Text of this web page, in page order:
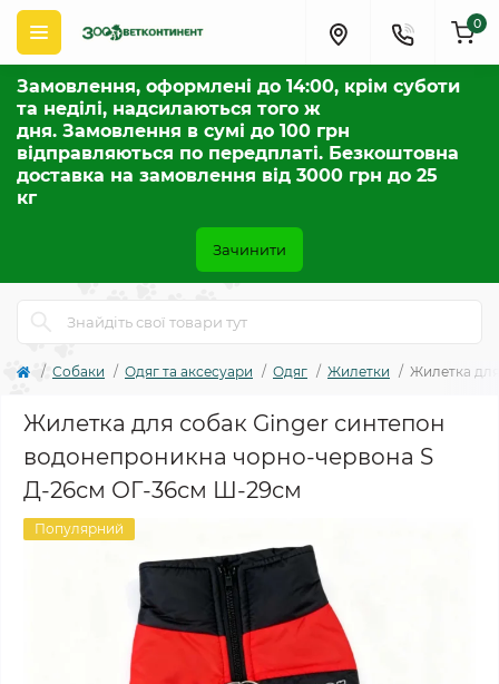
Замовлення, оформлені до 14:00, крім суботи
та неділі, надсилаються того ж
дня. Замовлення в сумі до 100 грн
відправляються по передплаті. Безкоштовна
доставка на замовлення від 3000 грн до 25
кг
Зачинити
0
Собаки Одяг та аксесуари Одяг Жилетки Жилетка
Жилетка для собак Ginger синтепон
водонепроникна чорно-червона S
Д-26см ОГ-36см Ш-29см
Популярний